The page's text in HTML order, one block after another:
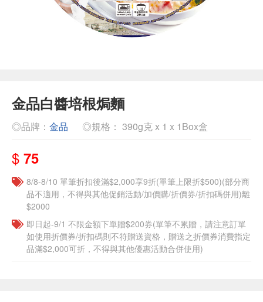
金品白醬培根焗麵
◎品牌： 金品 ◎規格： 390g克 x 1 x 1Box盒
$ 75
8/8-8/10 單筆折扣後滿$2,000享9折(單筆上限折$500)(部分商
品不適用，不得與其他促銷活動/加價購/折價券/折扣碼併用)離
$2000
即日起-9/1 不限金額下單贈$200券(單筆不累贈，請注意訂單
如使用折價券/折扣碼則不符贈送資格，贈送之折價券消費指定
品滿$2,000可折，不得與其他優惠活動合併使用)